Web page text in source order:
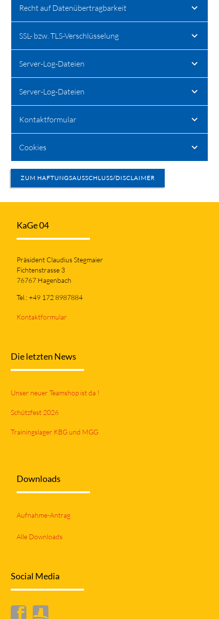
Recht auf Datenübertragbarkeit
SSL- bzw. TLS-Verschlüsselung
Server-Log-Dateien
Server-Log-Dateien
Kontaktformular
Cookies
ZUM HAFTUNGSAUSSCHLUSS/DISCLAIMER
KaGe 04
Präsident Claudius Stegmaier
Fichtenstrasse 3
76767 Hagenbach
Tel.: +49 172 8987884
Kontaktformular
Die letzten News
Unser neuer Teamshop ist da !
Schützfest 2026
Trainingslager KBG und MGG
Downloads
Aufnahme-Antrag
Alle Downloads
Social Media